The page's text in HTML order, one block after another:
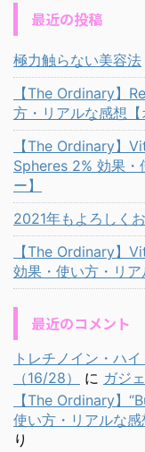
最近の投稿
極力触らない美容法
【The Ordinary】
方・リアルな感想【
【The Ordinary】
Spheres 2% 効果・
ー】
2021年もよろしく
【The Ordinary】
効果・使い方・リア
最近のコメント
トレチノイン・ハ
（16/28）
に ガジ
【The Ordinary】
使い方・リアルな感
り